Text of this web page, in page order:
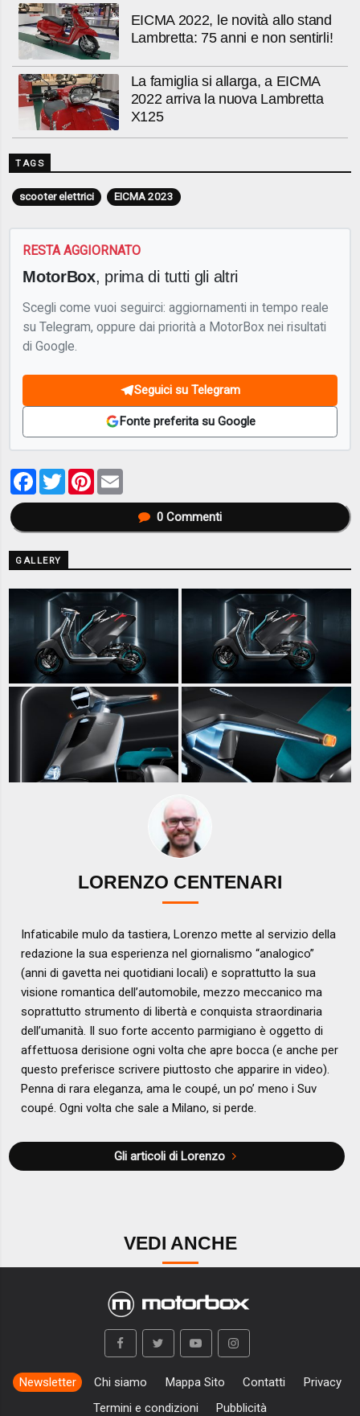
EICMA 2022, le novità allo stand
Lambretta: 75 anni e non sentirli!
La famiglia si allarga, a EICMA
2022 arriva la nuova Lambretta
X125
TAGS
scooter elettrici EICMA 2023
RESTA AGGIORNATO
MotorBox, prima di tutti gli altri
Scegli come vuoi seguirci: aggiornamenti in tempo reale
su Telegram, oppure dai priorità a MotorBox nei risultati
di Google.
Seguici su Telegram
Fonte preferita su Google
Facebook
TwitterPinterest
0Commenti
GALLERY
LORENZO CENTENARI
Infaticabile mulo da tastiera, Lorenzo mette al servizio della
redazione la sua esperienza nel giornalismo “analogico”
(anni di gavetta nei quotidiani locali) e soprattutto la sua
visione romantica dell’automobile, mezzo meccanico ma
soprattutto strumento di libertà e conquista straordinaria
dell’umanità. Il suo forte accento parmigiano è oggetto di
affettuosa derisione ogni volta che apre bocca (e anche per
questo preferisce scrivere piuttosto che apparire in video).
Penna di rara eleganza, ama le coupé, un po’ meno i Suv
coupé. Ogni volta che sale a Milano, si perde.
Gli articoli di Lorenzo
VEDI ANCHE
Newsletter Chi siamo Mappa Sito Contatti
Privacy
Termini e condizioni
Pubblicità